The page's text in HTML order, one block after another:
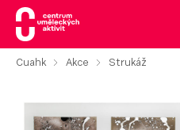
Cuahk Akce Strukáž